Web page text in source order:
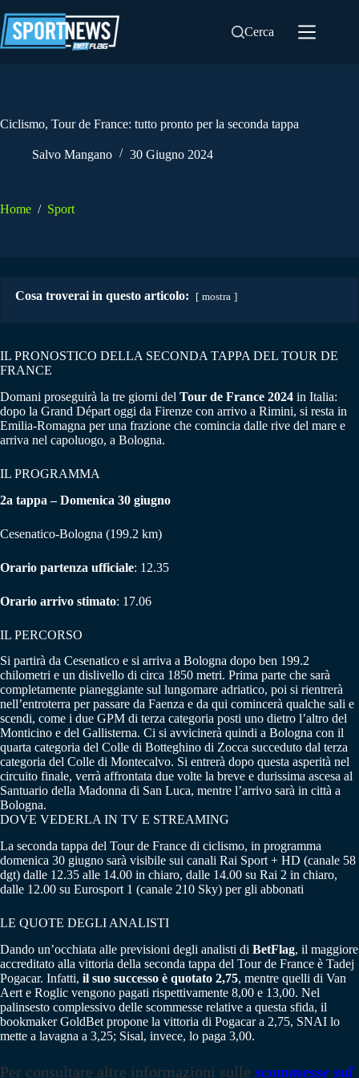
al
contenuto
Cerca
Ciclismo, Tour de France: tutto pronto per la seconda tappa
Salvo Mangano 30 Giugno 2024
Home / Sport
Cosa troverai in questo articolo: mostra
IL PRONOSTICO DELLA SECONDA TAPPA DEL TOUR DE
FRANCE
Domani proseguirà la tre giorni del Tour de France 2024 in Italia:
dopo la Grand Départ oggi da Firenze con arrivo a Rimini, si resta in
Emilia-Romagna per una frazione che comincia dalle rive del mare e
arriva nel capoluogo, a Bologna.
IL PROGRAMMA
2a tappa – Domenica 30 giugno
Cesenatico-Bologna (199.2 km)
Orario partenza ufficiale: 12.35
Orario arrivo stimato: 17.06
IL PERCORSO
Si partirà da Cesenatico e si arriva a Bologna dopo ben 199.2
chilometri e un dislivello di circa 1850 metri. Prima parte che sarà
completamente pianeggiante sul lungomare adriatico, poi si rientrerà
nell’entroterra per passare da Faenza e da qui comincerà qualche sali e
scendi, come i due GPM di terza categoria posti uno dietro l’altro del
Monticino e del Gallisterna. Ci si avvicinerà quindi a Bologna con il
quarta categoria del Colle di Botteghino di Zocca succeduto dal terza
categoria del Colle di Montecalvo. Si entrerà dopo questa asperità nel
circuito finale, verrà affrontata due volte la breve e durissima ascesa al
Santuario della Madonna di San Luca, mentre l’arrivo sarà in città a
Bologna.
DOVE VEDERLA IN TV E STREAMING
La seconda tappa del Tour de France di ciclismo, in programma
domenica 30 giugno sarà visibile sui canali Rai Sport + HD (canale 58
dgt) dalle 12.35 alle 14.00 in chiaro, dalle 14.00 su Rai 2 in chiaro,
dalle 12.00 su Eurosport 1 (canale 210 Sky) per gli abbonati
LE QUOTE DEGLI ANALISTI
Dando un’occhiata alle previsioni degli analisti di BetFlag, il maggiore
accreditato alla vittoria della seconda tappa del Tour de France è Tadej
Pogacar. Infatti, il suo successo è quotato 2,75, mentre quelli di Van
Aert e Roglic vengono pagati rispettivamente 8,00 e 13,00. Nel
palinsesto complessivo delle scommesse relative a questa sfida, il
bookmaker GoldBet propone la vittoria di Pogacar a 2,75, SNAI lo
mette a lavagna a 3,25; Sisal, invece, lo paga 3,00.
Per consultare altre informazioni sulle scommesse sul